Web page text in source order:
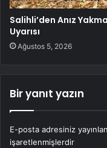
Salihli’den Anız Yakma
Uyarısı
Ağustos 5, 2026
Bir yanıt yazın
E-posta adresiniz
işaretlenmişlerdir